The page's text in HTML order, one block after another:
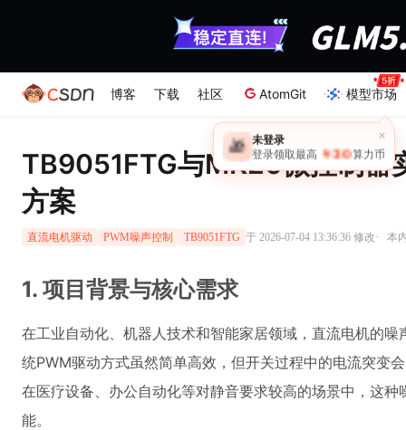
博客 下载 社区 AtomGit 模型市场
×
🎁 未登录
登录领取最高 ￥30 算力币
TB9051FTG与MK20微控制器
方案
直流电机驱动 PWM噪声控制 TB9051FTG 于 2026-07-04 13:36:36 修改· 本
1. 项目背景与核心需求
在工业自动化、机器人技术和智能家居领域，直流电机的
统PWM驱动方式虽然简单高效，但开关过程中的电流突变
在医疗设备、办公自动化等对静音要求较高的场景中，这
能。